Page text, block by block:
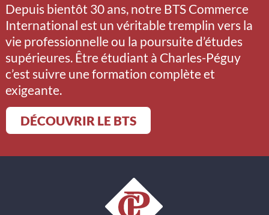
Depuis bientôt 30 ans, notre BTS Commerce
International est un véritable tremplin vers la
vie professionnelle ou la poursuite d’études
supérieures. Être étudiant à Charles-Péguy
c’est suivre une formation complète et
exigeante.
DÉCOUVRIR LE BTS